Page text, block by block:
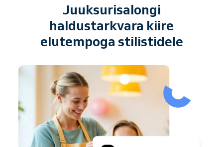
Juuksurisalongi
haldustarkvara kiire
elutempoga stilistidele